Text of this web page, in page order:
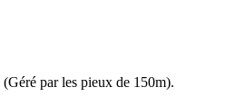
par les pieux de 150m).